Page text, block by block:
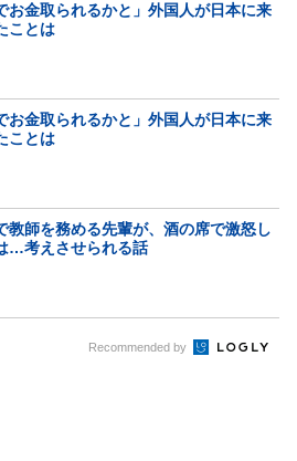
お金取られるかと」外国人が日本に来
ことは
お金取られるかと」外国人が日本に来
ことは
教師を務める先輩が、酒の席で激怒し
…考えさせられる話
Recommended by